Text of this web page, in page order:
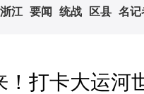
江 要闻 统战 区县 名记
！打卡大运河